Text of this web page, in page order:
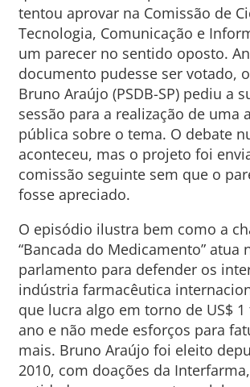
tentou aprovar na Comissão de
Tecnologia, Comunicação e
um parecer no sentido oposto.
documento pudesse ser votado,
Bruno Araújo (PSDB-SP) pediu a
sessão para a realização de uma
pública sobre o tema. O debate
aconteceu, mas o projeto foi
comissão seguinte sem que o
fosse apreciado.
O episódio ilustra bem como a
“Bancada do Medicamento” atua
parlamento para defender os
indústria farmacêutica
que lucra algo em torno de US$
ano e não mede esforços para
mais. Bruno Araújo foi eleito
2010, com doações da